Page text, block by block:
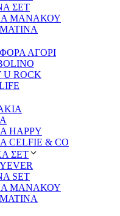
ΣΕΤ
ΜΑΝΑΚΟΥ
ΑΓΟΡΙ
U ROCK
HAPPY
CELFIE & CO
ΣΕΤ
SET
ΜΑΝΑΚΟΥ